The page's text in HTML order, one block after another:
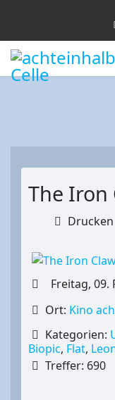
The Iron
Drucken
Freitag, 09.
Ort: Kino
Kategorien:
Biopic, Flat,
Treffer: 690